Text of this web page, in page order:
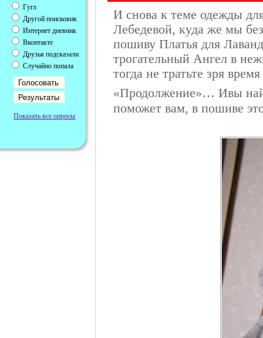
Гугл
Другой поисковик
Интернет дневник
Вконтакте
Друзья подсказали
Случайно попала
Показать все опросы
И снова к теме одежды
Лебедевой, куда же мы
пошиву Платья для
трогательный Ангел в
тогда не тратьте зря
«Продолжение»… Ивы
поможет вам, в пошиве